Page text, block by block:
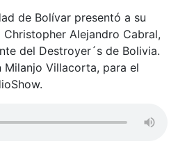
de Bolívar presentó a su
Alejandro Cabral,
del Destroyer´s de Bolivia.
Villacorta, para el